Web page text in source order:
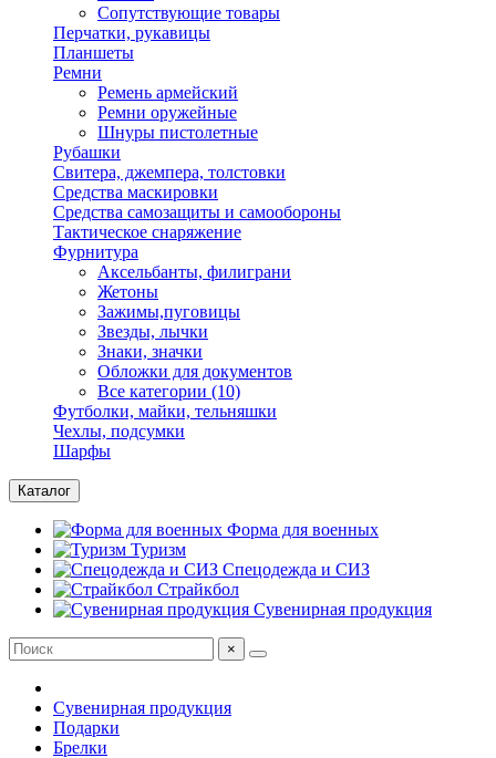
Сопутствующие товары
Перчатки, рукавицы
Планшеты
Ремни
Ремень армейский
Ремни оружейные
Шнуры пистолетные
Рубашки
Свитера, джемпера, толстовки
Средства маскировки
Средства самозащиты и самообороны
Тактическое снаряжение
Фурнитура
Аксельбанты, филиграни
Жетоны
Зажимы,пуговицы
Звезды, лычки
Знаки, значки
Обложки для документов
Все категории (10)
Футболки, майки, тельняшки
Чехлы, подсумки
Шарфы
Каталог
Форма для военных
Туризм
Спецодежда и СИЗ
Страйкбол
Сувенирная продукция
×
Сувенирная продукция
Подарки
Брелки